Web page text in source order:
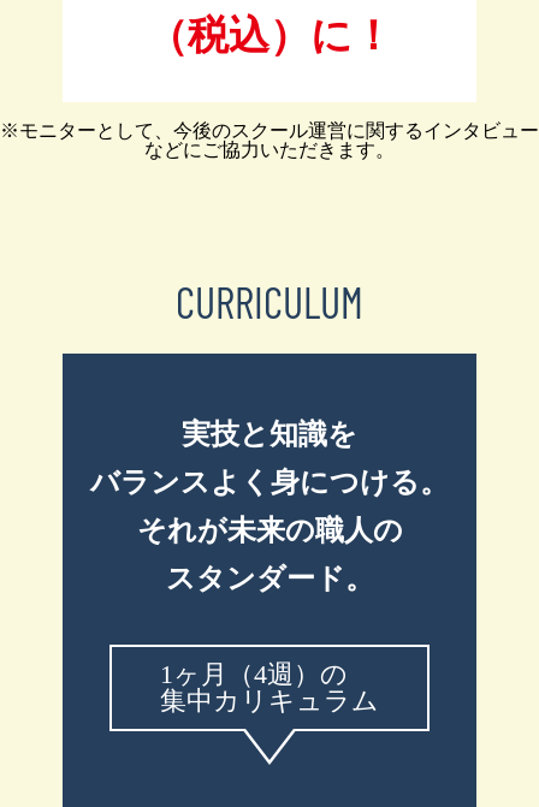
（税込）に！
※モニターとして、今後のスクール運営に関するインタビュー
などにご協力いただきます。
CURRICULUM
実技と知識を
バランスよく身につける。
それが未来の職人の
スタンダード。
1ヶ月（4週）の
集中カリキュラム